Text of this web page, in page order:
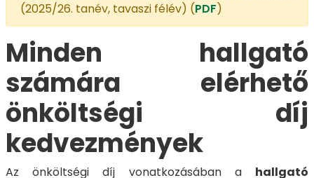
(2025/26. tanév, tavaszi félév) (PDF)
Minden hallgató
számára elérhető
önköltségi díj
kedvezmények
Az önköltségi díj vonatkozásában a hallgató